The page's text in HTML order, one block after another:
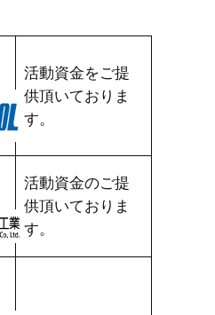
活動資金をご提
供頂いておりま
す。
活動資金のご提
供頂いておりま
す。